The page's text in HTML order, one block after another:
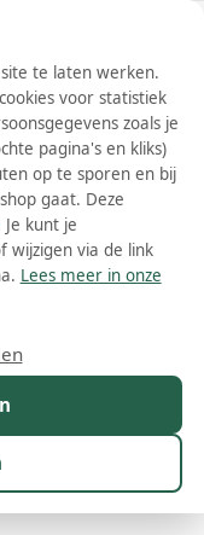
filters Alle filters
dat in 2015 is
met een vurige
De schoenen van
vervolgens
wereld over gaan.
met
laat zich voornamelijk
stijl wordt verwerkt
Geslacht
te laten werken.
voor statistiek
zoals je
pagina's en kliks)
op te sporen en bij
gaat. Deze
Je kunt je
wijzigen via de link
Lees meer in onze